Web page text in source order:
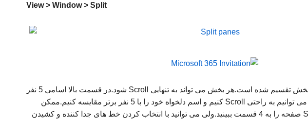
View > Window > Split
اکنون صفحه اکسل شما به دو بخش تقسیم شده است.هر بخش می تواند به تنهایی Scroll شود.در قسمت بالا اسامی 5 نفر
برتر را داریم و در قسمت پایین می توانیم به راحتی Scroll کنیم و اسم دلخواه خود را با 5 نفر برتر مقایسه کنیم.ممکن
است با کلیک کردن بر روی Split صفحه را به 4 قسمت ببینید.ولی می توانید با انتخاب کردن خط های جدا کننده و کشیدن